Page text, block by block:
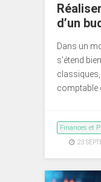
d’un
Dans un
s’étend
classiques,
comptable
Finances et
23